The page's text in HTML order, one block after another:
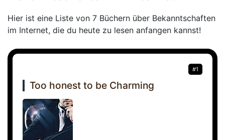
Hier ist eine Liste von 7 Büchern über Bekanntschaften
im Internet, die du heute zu lesen anfangen kannst!
#1
Too honest to be Charming